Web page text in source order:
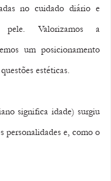
no cuidado diário e
Valorizamos a
um posicionamento
estéticas.
significa idade) surgiu
personalidades e, como o